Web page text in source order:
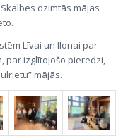
dzimtās mājas
Līvai un Ilonai par
par izglītojošo pieredzi,
mājās.